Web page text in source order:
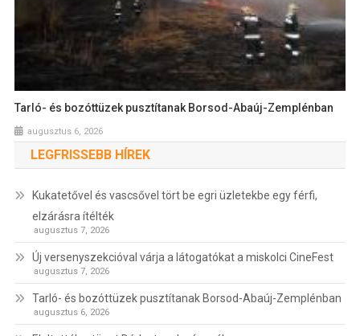
Tarló- és bozóttüzek pusztítanak Borsod-Abaúj-Zemplénban
augusztus 6, 2026
LEGFRISSEBB HÍREK
Kukatetővel és vascsővel tört be egri üzletekbe egy férfi,
elzárásra ítélték
augusztus 7, 2026
Új versenyszekcióval várja a látogatókat a miskolci CineFest
augusztus 7, 2026
Tarló- és bozóttüzek pusztítanak Borsod-Abaúj-Zemplénban
augusztus 6, 2026